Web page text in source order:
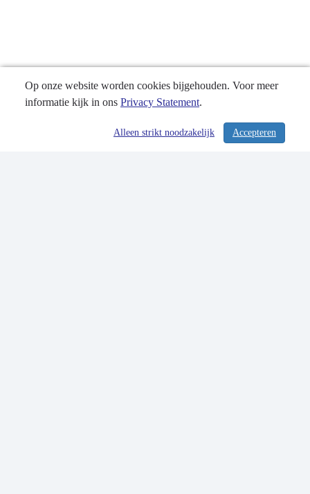
/ 231
Op onze website worden cookies bijgehouden. Voor meer
informatie kijk in ons Privacy Statement.
Accepteren
Alleen strikt noodzakelijk